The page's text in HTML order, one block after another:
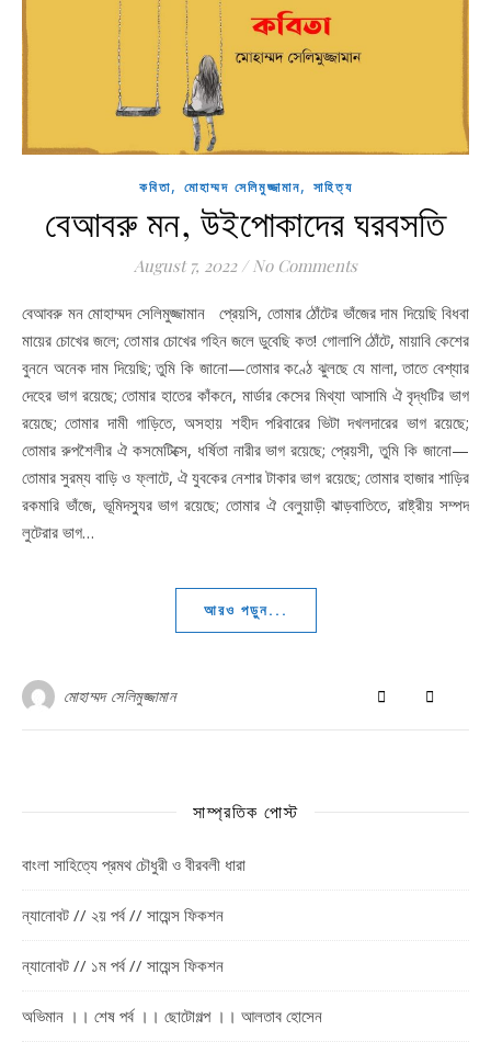
কবিতা, মোহাম্মদ সেলিমুজ্জামান, সাহিত্য
বেআবরু মন, উইপোকাদের ঘরবসতি
August 7, 2022 / No Comments
বেআবরু মন মোহাম্মদ সেলিমুজ্জামান প্রেয়সি, তোমার ঠোঁটের ভাঁজের দাম দিয়েছি বিধবা
মায়ের চোখের জলে; তোমার চোখের গহিন জলে ডুবেছি কত! গোলাপি ঠোঁটে, মায়াবি কেশের
বুননে অনেক দাম দিয়েছি; তুমি কি জানো—তোমার কণ্ঠে ঝুলছে যে মালা, তাতে বেশ্যার
দেহের ভাগ রয়েছে; তোমার হাতের কাঁকনে, মার্ডার কেসের মিথ্যা আসামি ঐ বৃদ্ধটির ভাগ
রয়েছে; তোমার দামী গাড়িতে, অসহায় শহীদ পরিবারের ভিটা দখলদারের ভাগ রয়েছে;
তোমার রুপশৈলীর ঐ কসমেটিক্সে, ধর্ষিতা নারীর ভাগ রয়েছে; প্রেয়সী, তুমি কি জানো—
তোমার সুরম্য বাড়ি ও ফ্লাটে, ঐ যুবকের নেশার টাকার ভাগ রয়েছে; তোমার হাজার শাড়ির
রকমারি ভাঁজে, ভূমিদস্যুর ভাগ রয়েছে; তোমার ঐ বেলুয়াড়ী ঝাড়বাতিতে, রাষ্ট্রীয় সম্পদ
লুটেরার ভাগ…
আরও পড়ুন...
মোহাম্মদ সেলিমুজ্জামান
সাম্প্রতিক পোস্ট
বাংলা সাহিত্যে প্রমথ চৌধুরী ও বীরবলী ধারা
ন্যানোবট // ২য় পর্ব // সায়েন্স ফিকশন
ন্যানোবট // ১ম পর্ব // সায়েন্স ফিকশন
অভিমান ।। শেষ পর্ব ।। ছোটোগল্প ।। আলতাব হোসেন